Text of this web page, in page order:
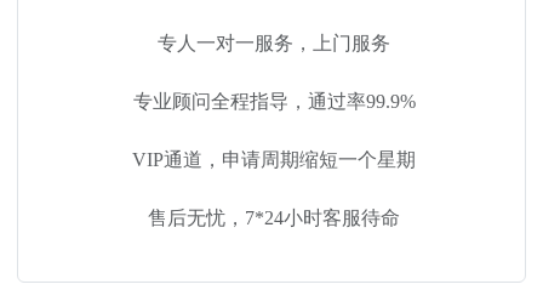
专人一对一服务，上门服务
专业顾问全程指导，通过率99.9%
VIP通道，申请周期缩短一个星期
售后无忧，7*24小时客服待命